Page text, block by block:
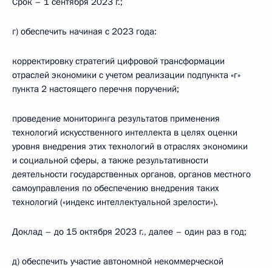
г) обеспечить начиная с 2023 года:
корректировку стратегий цифровой трансформации
отраслей экономики с учетом реализации подпункта «г»
пункта 2 настоящего перечня поручений;
проведение мониторинга результатов применения
технологий искусственного интеллекта в целях оценки
уровня внедрения этих технологий в отраслях экономики
и социальной сферы, а также результативности
деятельности государственных органов, органов местного
самоуправления по обеспечению внедрения таких
технологий («индекс интеллектуальной зрелости»).
Доклад – до 15 октября 2023 г., далее – один раз в год;
д) обеспечить участие автономной некоммерческой